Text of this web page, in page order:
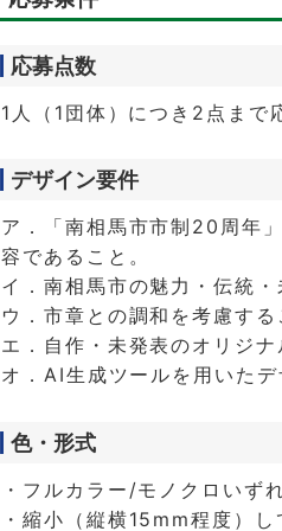
応募点数
1人（1団体）につき2点まで
デザイン要件
ア．「南相馬市市制20周年
容であること。
イ．南相馬市の魅力・伝統
ウ．市章との調和を考慮する
エ．自作・未発表のオリジナ
オ．AI生成ツールを用いたデ
色・形式
・フルカラー/モノクロいず
・縮小（縦横15mm程度）し